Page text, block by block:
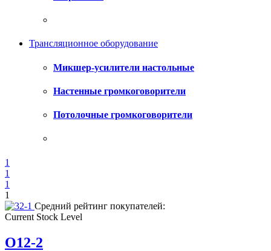
Трансляционное оборудование
Микшер-усилители настольные
Настенные громкоговорители
Потолочные громкоговорители
1
1
1
1
Средний рейтинг покупателей:
Current Stock Level
О12-2